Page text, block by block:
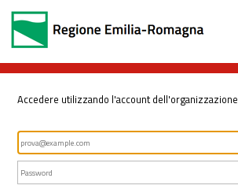
Accedere utilizzando l'account dell'organizzazione